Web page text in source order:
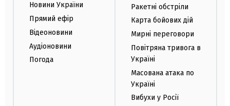
Новини України
Прямий ефір
Відеоновини
Аудіоновини
Погода
Ракетні обстріли
Карта бойових дій
Мирні переговори
Повітряна тривога в
Україні
Масована атака по
Україні
Вибухи у Росії